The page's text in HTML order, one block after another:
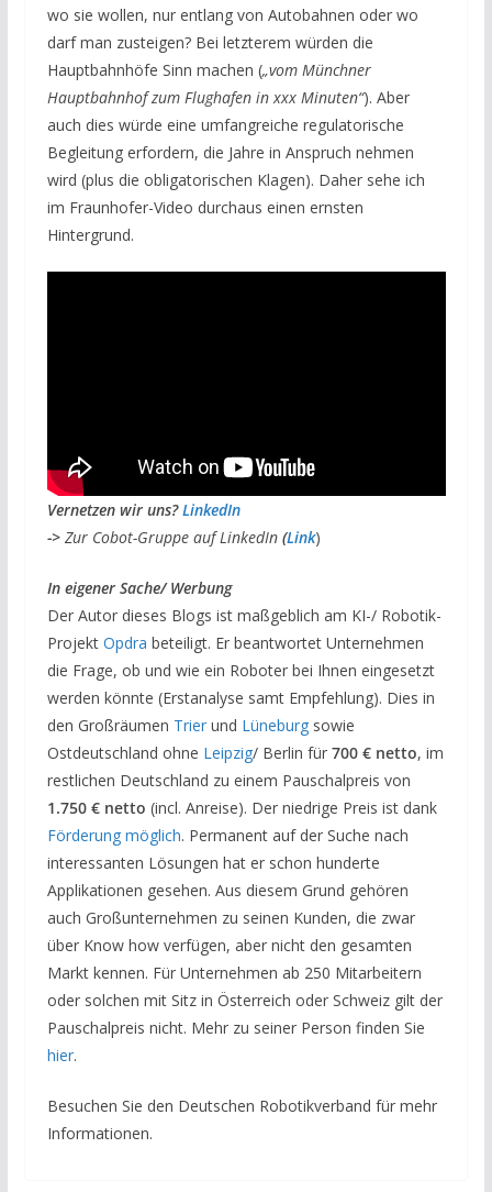
wo sie wollen, nur entlang von Autobahnen oder wo
darf man zusteigen? Bei letzterem würden die
Hauptbahnhöfe Sinn machen („vom Münchner
Hauptbahnhof zum Flughafen in xxx Minuten“). Aber
auch dies würde eine umfangreiche regulatorische
Begleitung erfordern, die Jahre in Anspruch nehmen
wird (plus die obligatorischen Klagen). Daher sehe ich
im Fraunhofer-Video durchaus einen ernsten
Hintergrund.
Vernetzen wir uns? LinkedIn
-> Zur Cobot-Gruppe auf LinkedIn(Link)
In eigener Sache/ Werbung
Der Autor dieses Blogs ist maßgeblich am KI-/ Robotik-
Projekt Opdra beteiligt. Er beantwortet Unternehmen
die Frage, ob und wie ein Roboter bei Ihnen eingesetzt
werden könnte (Erstanalyse samt Empfehlung). Dies in
den Großräumen Trierund Lüneburgsowie
Ostdeutschland ohne Leipzig/ Berlin für 700 € netto, im
restlichen Deutschland zu einem Pauschalpreis von
1.750 € netto (incl. Anreise). Der niedrige Preis ist dank
Förderung möglich. Permanent auf der Suche nach
interessanten Lösungen hat er schon hunderte
Applikationen gesehen. Aus diesem Grund gehören
auch Großunternehmen zu seinen Kunden, die zwar
über Know how verfügen, aber nicht den gesamten
Markt kennen. Für Unternehmen ab 250 Mitarbeitern
oder solchen mit Sitz in Österreich oder Schweiz gilt der
Pauschalpreis nicht. Mehr zu seiner Person finden Sie
hier.
Besuchen Sie den Deutschen Robotikverband für mehr
Informationen.